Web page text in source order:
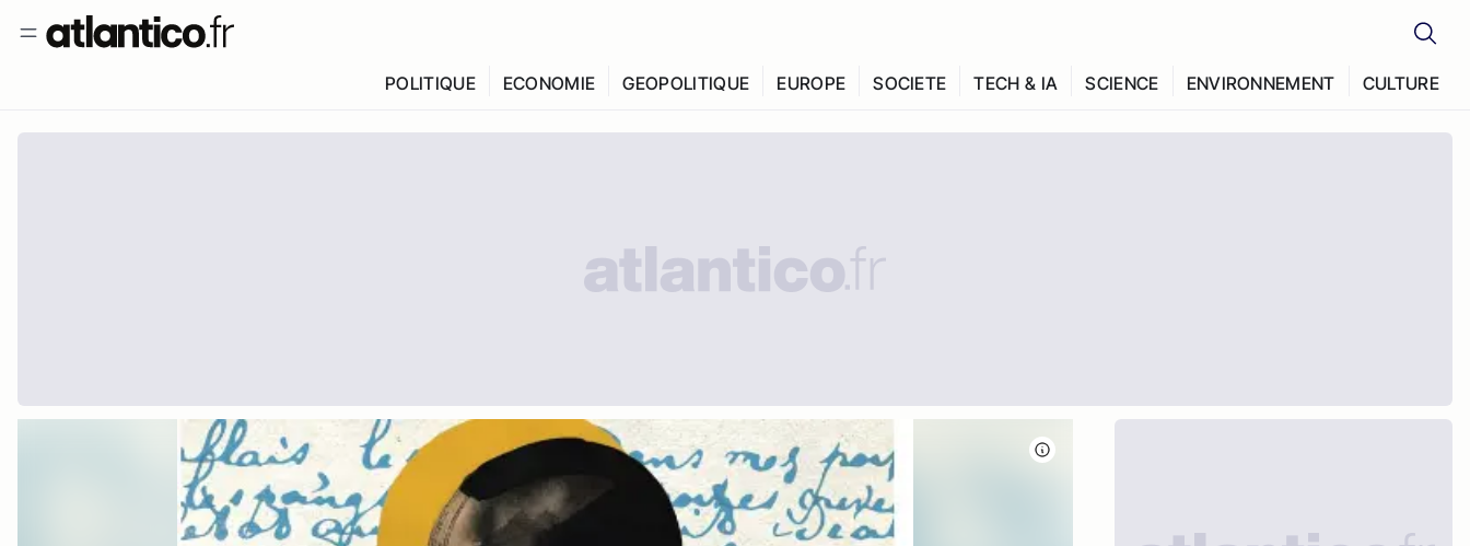
POLITIQUE ECONOMIE GEOPOLITIQUE EUROPE SOCIETE TECH & IA SCIENCE ENVIRONNEMENT CULTURE